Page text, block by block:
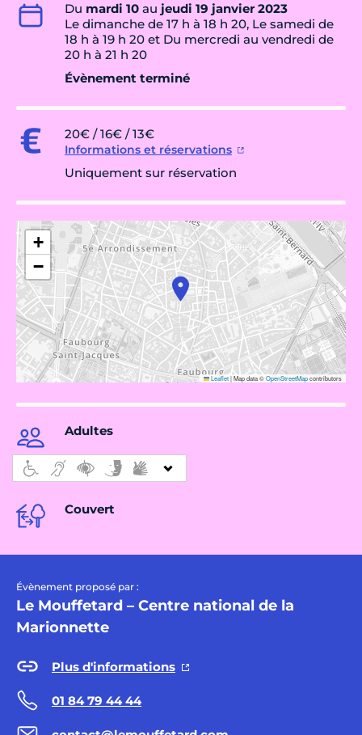
Du mardi 10 au jeudi 19 janvier 2023
Le dimanche de 17 h à 18 h 20, Le samedi de
18 h à 19 h 20 et Du mercredi au vendredi de
20 h à 21 h 20
Évènement terminé
20€ / 16€ / 13€
Informations et réservations
Uniquement sur réservation
+
−
Leaflet|Map data ©OpenStreetMapcontributors
Adultes
Couvert
Évènement proposé par :
Le Mouffetard – Centre national de la
Marionnette
Plus d'informations
01 84 79 44 44